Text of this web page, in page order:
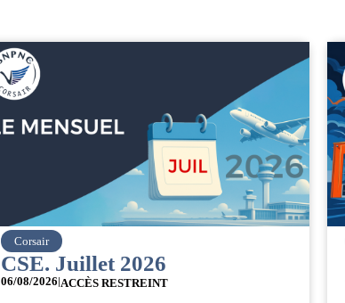
easyJet
Grève chez easyJet
05/08/2026